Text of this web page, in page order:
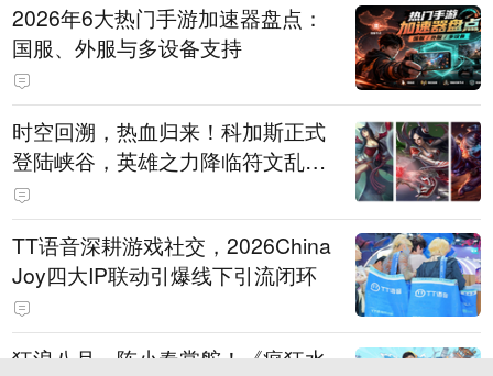
2026年6大热门手游加速器盘点：
国服、外服与多设备支持
时空回溯，热血归来！科加斯正式
登陆峡谷，英雄之力降临符文乱
斗！
TT语音深耕游戏社交，2026China
Joy四大IP联动引爆线下引流闭环
狂浪八月，陈小春掌舵！《疯狂水